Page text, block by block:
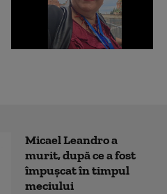
Micael Leandro a
murit, după ce a fost
împușcat în timpul
meciului